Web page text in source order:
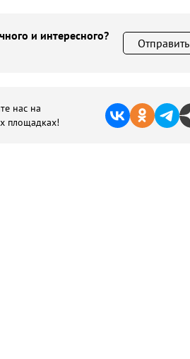
и интересного?
Отправить
нас на
площадках!